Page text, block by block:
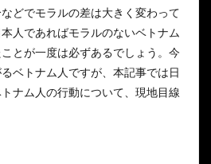
どでモラルの差は大きく変わって
人であればモラルのないベトナム
とが一度は必ずあるでしょう。今
ベトナム人ですが、本記事では日
ナム人の行動について、現地目線